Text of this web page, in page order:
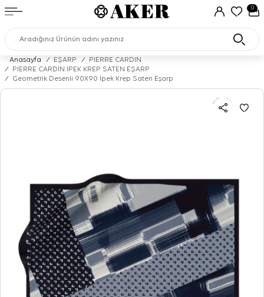
0
Anasayfa / EŞARP /
PIERRE CARDIN
/
PİERRE CARDİN İPEK KREP SATEN EŞARP
/
Geometrik Desenli 90X90 İpek Krep Saten Eşarp